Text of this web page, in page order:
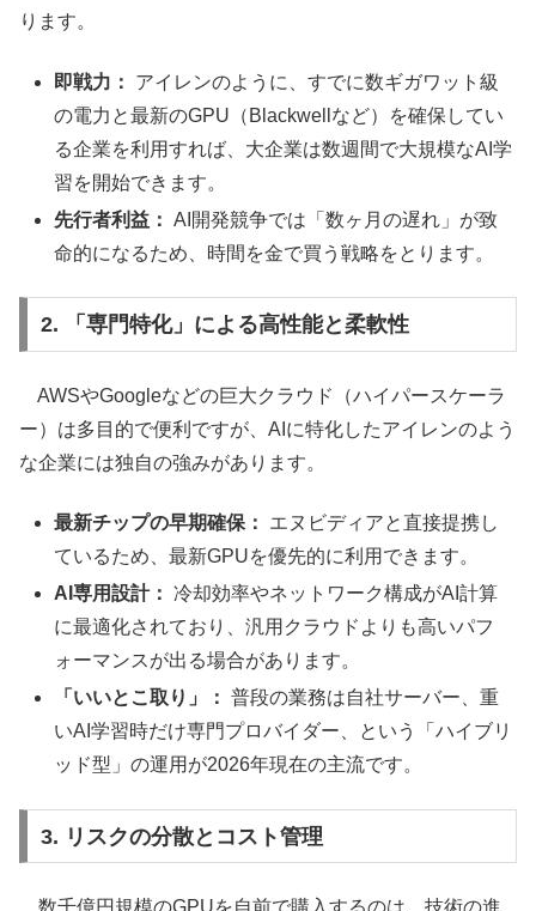
ります。
即戦力：
アイレンのように、すでに数ギガワット級
の電力と最新のGPU（Blackwellなど）を確保してい
る企業を利用すれば、大企業は数週間で大規模なAI学
習を開始できます。
先行者利益： AI開発競争では「数ヶ月の遅れ」が致
命的になるため、時間を金で買う戦略をとります。
2. 「専門特化」による高性能と柔軟性
AWSやGoogleなどの巨大クラウド（ハイパースケーラ
ー）は多目的で便利ですが、AIに特化したアイレンのよう
な企業には独自の強みがあります。
最新チップの早期確保：
エヌビディアと直接提携し
ているため、最新GPUを優先的に利用できます。
AI専用設計： 冷却効率やネットワーク構成がAI計算
に最適化されており、汎用クラウドよりも高いパフ
ォーマンスが出る場合があります。
「いいとこ取り」： 普段の業務は自社サーバー、重
いAI学習時だけ専門プロバイダー、という「ハイブリ
ッド型」の運用が2026年現在の主流です。
3. リスクの分散とコスト管理
数千億円規模のGPUを自前で購入するのは、技術の進